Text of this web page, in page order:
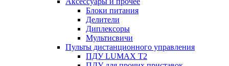
Блоки питания
Делители
Диплексоры
Мультисвичи
Пульты дистанционного управления
ПДУ LUMAX Т2